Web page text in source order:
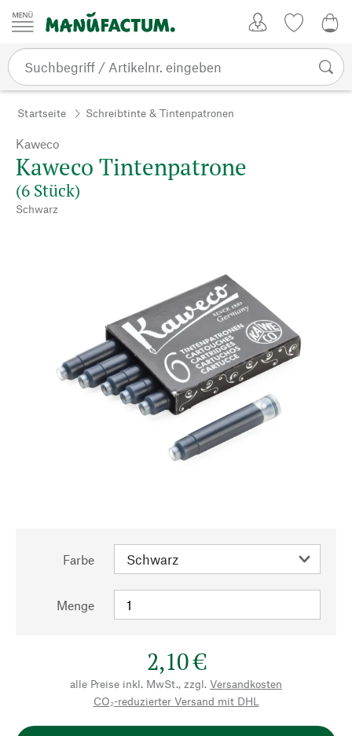
Zum Inhalt springen
Startseite Schreibtinte & Tintenpatronen
Kaweco
Kaweco Tintenpatrone
(6 Stück)
Schwarz
Farbe
Menge
2,10 €
alle Preise inkl. MwSt., zzgl. Versandkosten
CO₂-reduzierter Versand mit DHL